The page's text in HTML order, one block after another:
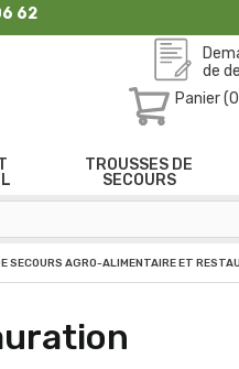
62
de
Panier
TROUSSES DE
SECOURS
SECOURS AGRO-ALIMENTAIRE ET